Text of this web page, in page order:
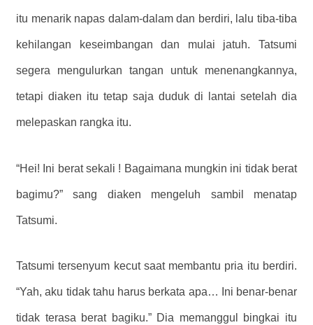
itu menarik napas dalam-dalam dan berdiri, lalu tiba-tiba
kehilangan keseimbangan dan mulai jatuh. Tatsumi
segera mengulurkan tangan untuk menenangkannya,
tetapi diaken itu tetap saja duduk di lantai setelah dia
melepaskan rangka itu.
“Hei! Ini berat sekali ! Bagaimana mungkin ini tidak berat
bagimu?” sang diaken mengeluh sambil menatap
Tatsumi.
Tatsumi tersenyum kecut saat membantu pria itu berdiri.
“Yah, aku tidak tahu harus berkata apa… Ini benar-benar
tidak terasa berat bagiku.” Dia memanggul bingkai itu